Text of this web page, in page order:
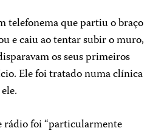
telefonema que partiu o braço
e caiu ao tentar subir o muro,
os seus primeiros
Ele foi tratado numa clínica
rádio foi “particularmente